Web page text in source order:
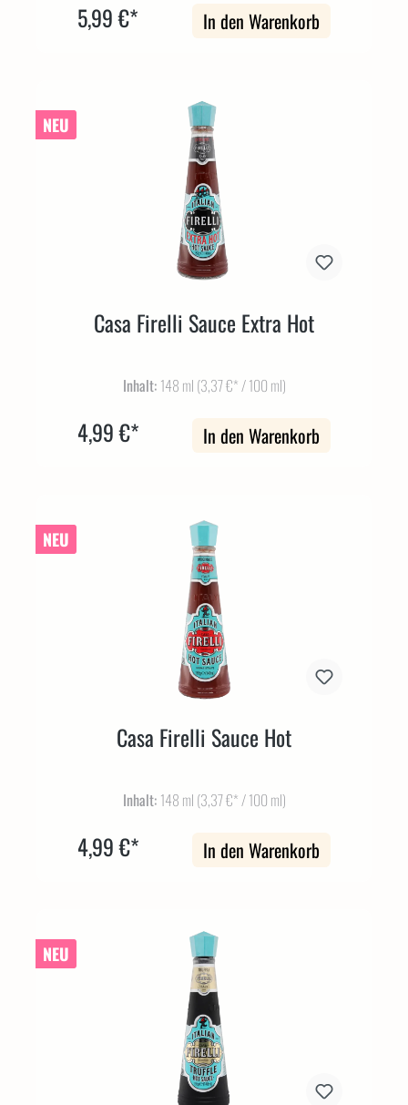
5,99 €* In den Warenkorb
NEU
Casa Firelli Sauce Extra Hot
Inhalt: 148 ml (3,37 €* / 100 ml)
4,99 €* In den Warenkorb
NEU
Casa Firelli Sauce Hot
Inhalt: 148 ml (3,37 €* / 100 ml)
4,99 €* In den Warenkorb
NEU